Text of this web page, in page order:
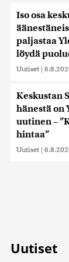
Iso osa
paljastaa
löydä
Uutiset |
Keskustan
hänestä on
uutinen –
hintaa”
Uutiset |
Uutiset